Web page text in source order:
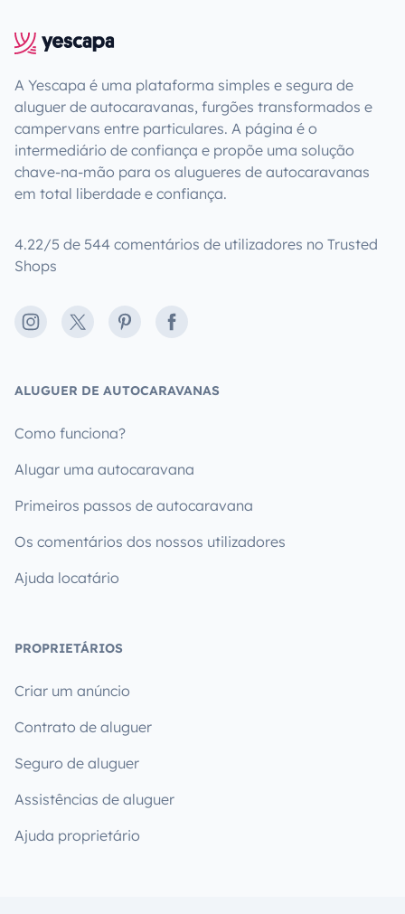
A Yescapa é uma plataforma simples e segura de
aluguer de autocaravanas, furgões transformados e
campervans entre particulares. A página é o
intermediário de confiança e propõe uma solução
chave-na-mão para os alugueres de autocaravanas
em total liberdade e confiança.
4.22/5 de 544 comentários de utilizadores no Trusted
Shops
Instagram
X PinterestFacebook
ALUGUER DE AUTOCARAVANAS
Como funciona?
Alugar uma autocaravana
Primeiros passos de autocaravana
Os comentários dos nossos utilizadores
Ajuda locatário
PROPRIETÁRIOS
Criar um anúncio
Contrato de aluguer
Seguro de aluguer
Assistências de aluguer
Ajuda proprietário